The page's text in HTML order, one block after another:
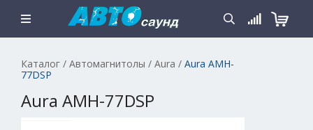
Каталог / Автомагнитолы / Aura / Aura AMH-
77DSP
Aura AMH-77DSP